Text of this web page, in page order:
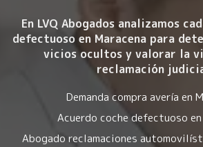
En LVQ Abogados analizamos
defectuoso en Maracena para
vicios ocultos y valorar la
reclamación
Demanda compra avería en
Acuerdo coche defectuoso en
Abogado reclamaciones